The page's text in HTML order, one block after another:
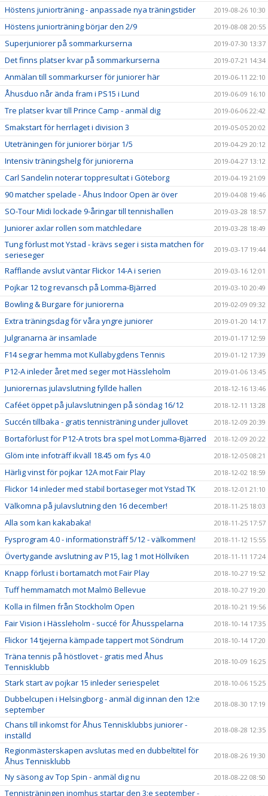
Höstens juniorträning - anpassade nya träningstider 2019-08-26 10:30
Höstens juniorträning börjar den 2/9 2019-08-08 20:55
Superjuniorer på sommarkurserna 2019-07-30 13:37
Det finns platser kvar på sommarkurserna 2019-07-21 14:34
Anmälan till sommarkurser för juniorer här 2019-06-11 22:10
Åhusduo når ända fram i PS15 i Lund 2019-06-09 16:10
Tre platser kvar till Prince Camp - anmäl dig 2019-06-06 22:42
Smakstart för herrlaget i division 3 2019-05-05 20:02
Uteträningen för juniorer börjar 1/5 2019-04-29 20:12
Intensiv träningshelg för juniorerna 2019-04-27 13:12
Carl Sandelin noterar toppresultat i Göteborg 2019-04-19 21:09
90 matcher spelade - Åhus Indoor Open är över 2019-04-08 19:46
SO-Tour Midi lockade 9-åringar till tennishallen 2019-03-28 18:57
Juniorer axlar rollen som matchledare 2019-03-28 18:49
Tung förlust mot Ystad - krävs seger i sista matchen för
serieseger
2019-03-17 19:44
Rafflande avslut väntar Flickor 14-A i serien 2019-03-16 12:01
Pojkar 12 tog revansch på Lomma-Bjärred 2019-03-10 20:49
Bowling & Burgare för juniorerna 2019-02-09 09:32
Extra träningsdag för våra yngre juniorer 2019-01-20 14:17
Julgranarna är insamlade 2019-01-17 12:59
F14 segrar hemma mot Kullabygdens Tennis 2019-01-12 17:39
P12-A inleder året med seger mot Hässleholm 2019-01-06 13:45
Juniorernas julavslutning fyllde hallen 2018-12-16 13:46
Caféet öppet på julavslutningen på söndag 16/12 2018-12-11 13:28
Succén tillbaka - gratis tennisträning under jullovet 2018-12-09 20:39
Bortaförlust för P12-A trots bra spel mot Lomma-Bjärred 2018-12-09 20:22
Glöm inte infoträff ikväll 18.45 om fys 4.0 2018-12-05 08:21
Härlig vinst för pojkar 12A mot Fair Play 2018-12-02 18:59
Flickor 14 inleder med stabil bortaseger mot Ystad TK 2018-12-01 21:10
Välkomna på julavslutning den 16 december! 2018-11-25 18:03
Alla som kan kakabaka! 2018-11-25 17:57
Fysprogram 4.0 - informationsträff 5/12 - välkommen! 2018-11-12 15:55
Övertygande avslutning av P15, lag 1 mot Höllviken 2018-11-11 17:24
Knapp förlust i bortamatch mot Fair Play 2018-10-27 19:52
Tuff hemmamatch mot Malmö Bellevue 2018-10-27 19:20
Kolla in filmen från Stockholm Open 2018-10-21 19:56
Fair Vision i Hässleholm - succé för Åhusspelarna 2018-10-14 17:35
Flickor 14 tjejerna kämpade tappert mot Söndrum 2018-10-14 17:20
Träna tennis på höstlovet - gratis med Åhus
Tennisklubb
2018-10-09 16:25
Stark start av pojkar 15 inleder seriespelet 2018-10-06 15:25
Dubbelcupen i Helsingborg - anmäl dig innan den 12:e
september
2018-08-30 17:19
Chans till inkomst för Åhus Tennisklubbs juniorer -
inställd
2018-08-28 12:35
Regionmästerskapen avslutas med en dubbeltitel för
Åhus Tennisklubb
2018-08-26 19:30
Ny säsong av Top Spin - anmäl dig nu 2018-08-22 08:50
Tennisträningen inomhus startar den 3:e september -